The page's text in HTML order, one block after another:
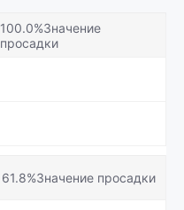
100.0%Значение
просадки
61.8%Значение просадки